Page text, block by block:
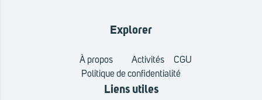
Explorer
À propos Activités
CGU
Politique de confidentialité
Liens utiles